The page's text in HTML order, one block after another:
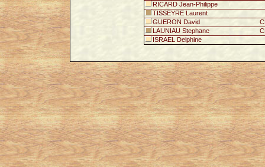
RICARD Jean-Philippe
TISSEYRE Laurent
GUERON David
LAUNIAU Stephane
ISRAEL Delphine